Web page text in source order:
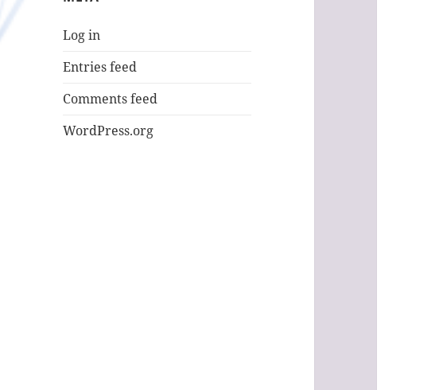
Log in
Entries feed
Comments feed
WordPress.org